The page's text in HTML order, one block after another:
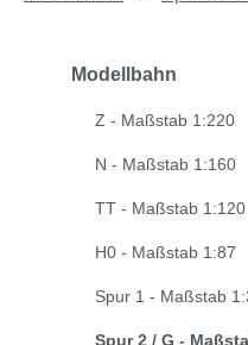
Modellbahn
Z - Maßstab 1:220
N - Maßstab 1:160
TT - Maßstab 1:120
H0 - Maßstab 1:87
Spur 1 - Maßstab
Spur 2 / G -